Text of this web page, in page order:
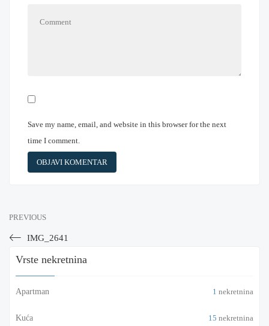
Save my name, email, and website in this browser for the next
time I comment.
PREVIOUS
IMG_2641
Vrste nekretnina
Apartman 1 nekretnina
Kuća 15 nekretnina